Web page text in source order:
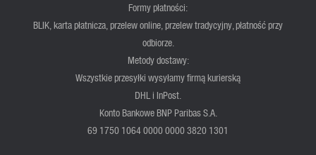
Formy płatności:
BLIK, karta płatnicza, przelew online, przelew tradycyjny, płatność przy
odbiorze.
Metody dostawy:
Wszystkie przesyłki wysyłamy firmą kurierską
DHL i InPost.
Konto Bankowe BNP Paribas S.A.
69 1750 1064 0000 0000 3820 1301